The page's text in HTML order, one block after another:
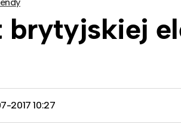
brytyjskiej
2017 10:27